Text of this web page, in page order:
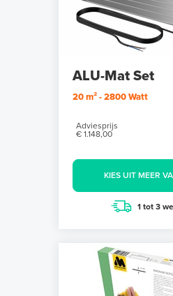
ALU-Mat Set
20 m² - 2800 Watt
Adviesprijs
€ 1.148,00
KIES UIT MEER
1 tot 3